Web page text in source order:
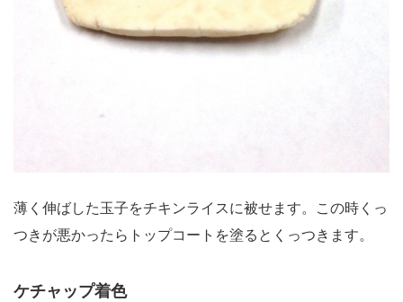
薄く伸ばした玉子をチキンライスに被せます。この時くっ
つきが悪かったらトップコートを塗るとくっつきます。
ケチャップ着色